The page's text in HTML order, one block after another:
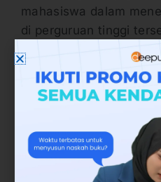
mahasiswa dalam
di perguruan tinggi
Dengan demikian,
tersebut dinilai
lulusan yang
yang sesuai dengan
tuntutan di lingkungan